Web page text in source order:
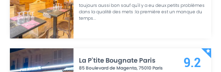
toujours aussi bon sauf qu'il y a eu deux petits problèmes
dans la qualité des mets :la première est un manque du
temps...
La P'tite Bougnate Paris
85 Boulevard de Magenta,75010Paris
9.2